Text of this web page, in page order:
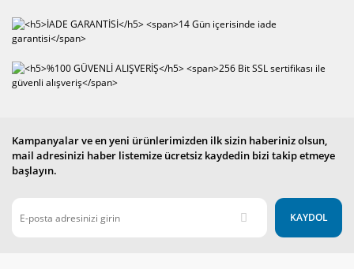
Kampanyalar ve en yeni ürünlerimizden ilk sizin haberiniz olsun,
mail adresinizi haber listemize ücretsiz kaydedin bizi takip etmeye
başlayın.
KAYDOL